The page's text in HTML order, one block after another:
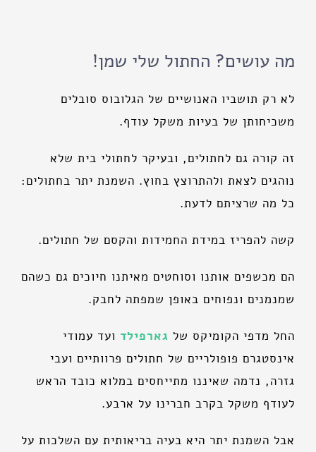
מה עושים? החתול שלי שמן!
לא רק תושביו האנושיים של הגלובוס סובלים
משכיחותן של בעיות משקל עודף.
זה קורה גם לחתולים, ובעיקר לחתולי בית שלא
נוהגים לצאת ולהתרוצץ בחוץ. השמנת יתר בחתולים:
כל מה שרציתם לדעת.
קשה להפריז במידת החמידות והקסם של חתולים.
הם מכשפים אותנו וסוחטים מאיתנו חיוכים גם כשהם
שמנמנים ונפוחים באופן שמפתה לחבק.
החל מדפי הקומיקס של גארפילד ועד עמודי
אינסטגרם פופולריים של חתולים פרוותיים ועבי
גזרה, נדמה שאיננו מתייחסים במלוא כובד הראש
לעודף משקל בקרב חברינו על ארבע.
אבל השמנת יתר היא בעיה בריאותית עם השלכות על